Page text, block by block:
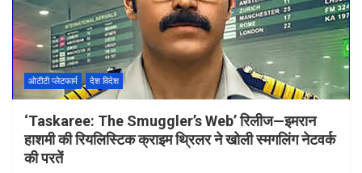
ओटीटी प्लेटफार्म देश विदेश
‘Taskaree: The Smuggler’s Web’ रिलीज—इमरान
हाशमी की रियलिस्टिक क्राइम थ्रिलर ने खोली स्मगलिंग नेटवर्क
की परतें